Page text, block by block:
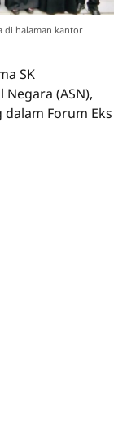
di halaman kantor
SK
(ASN),
Forum Eks